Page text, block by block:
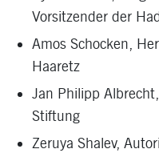
Vorsitzender der
Amos Schocken,
Haaretz
Jan Philipp Albrecht
Stiftung
Zeruya Shalev,